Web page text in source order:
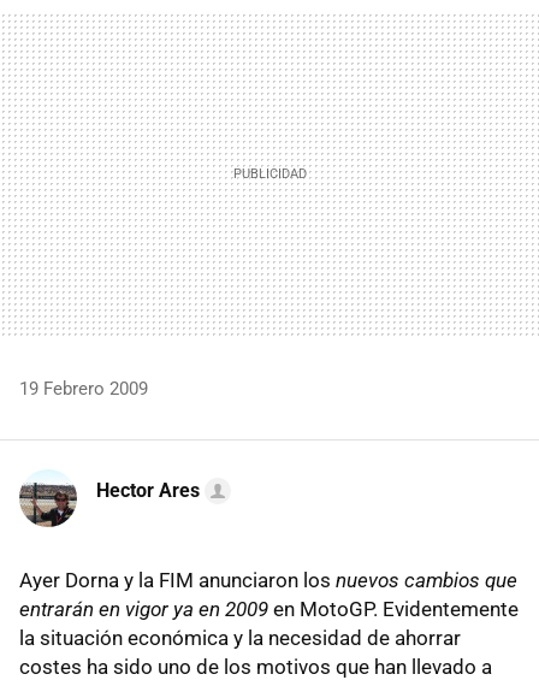
MAIL
19 Febrero 2009
Hector Ares
Ayer Dorna y la FIM anunciaron los nuevos cambios que
entrarán en vigor ya en 2009 en MotoGP. Evidentemente
la situación económica y la necesidad de ahorrar
costes ha sido uno de los motivos que han llevado a